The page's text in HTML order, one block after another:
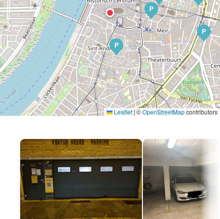
P
P
P
P
Leaflet|©OpenStreetMapcontributors